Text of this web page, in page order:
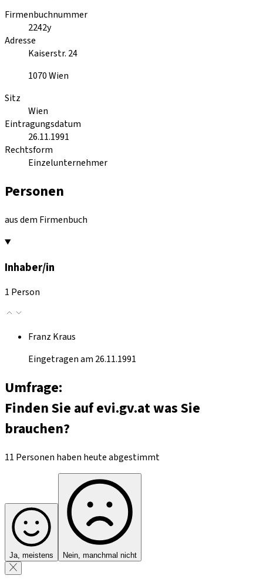
Firmenbuchnummer
2242y
Adresse
Kaiserstr. 24
1070Wien
Sitz
Wien
Eintragungsdatum
26.11.1991
Rechtsform
Einzelunternehmer
Personen
aus dem Firmenbuch
Inhaber/in
1 Person
Franz Kraus
Eingetragen am 26.11.1991
Umfrage:
Finden Sie auf evi.gv.at was Sie
brauchen?
11 Personen haben heute abgestimmt
Ja, meistens Nein, manchmal nicht